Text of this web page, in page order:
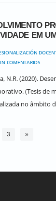
EM
COMENTARIOS
N.R. (2020).
(Tesis de
no âmbito
3 »